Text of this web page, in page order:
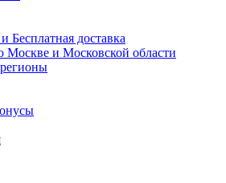
Бесплатная доставка
Москве и Московской области